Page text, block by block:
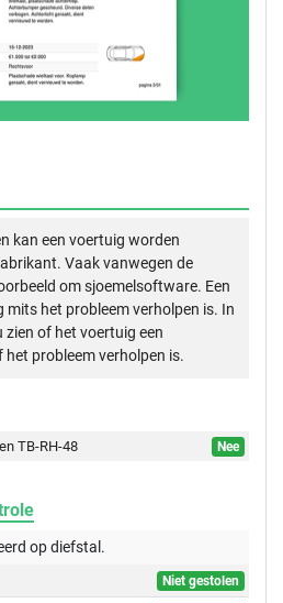
kan een voertuig worden
Vaak vanwegen de
om sjoemelsoftware. Een
mits het probleem verholpen is. In
zien of het voertuig een
probleem verholpen is.
TB-RH-48
Nee
opdiefstal.
Niet gestolen